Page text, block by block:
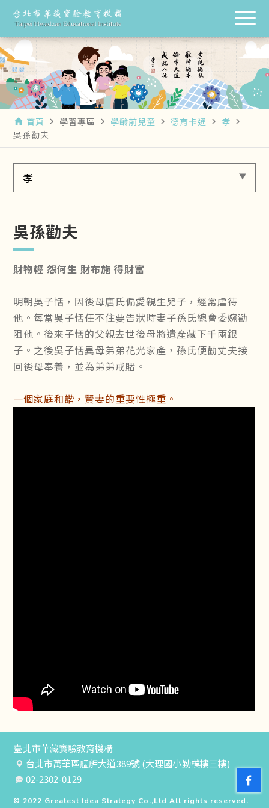
home 首頁 navigate_next 學習專區 navigate_next 學齡前兒童 navigate_next 德育卡通 navigate_next 孝 navigate_next
吳孫勸夫
孝
吳孫勸夫
財物輕 怨何生 財布施 得財富
明朝吳子恬，因後母唐氏偏愛親生兒子，經常虐待
他。每當吳子恬任不住要告狀時妻子孫氏總會委婉勸
阻他。後來子恬的父親去世後母將遺產藏下千兩銀
子。之後吳子恬異母弟弟花光家產，孫氏便勸丈夫接
回後母奉養，並為弟弟戒賭。
一個家庭和諧，賢妻的重要性極重。
臺北市華藏實驗教育機構
台北市萬華區艋舺大道389號 (大理國小勤樸樓三樓)
02-2302-0129
© 2022 Greatest Idea Strategy Co.,Ltd All rights reserved.